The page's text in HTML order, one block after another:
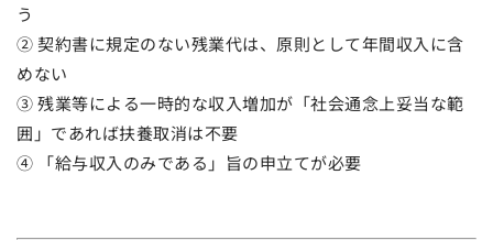
う
② 契約書に規定のない残業代は、原則として年間収入に含
めない
③ 残業等による一時的な収入増加が「社会通念上妥当な範
囲」であれば扶養取消は不要
④ 「給与収入のみである」旨の申立てが必要